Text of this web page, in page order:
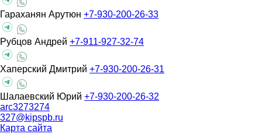
Гараханян Арутюн +7-930-200-26-33
Рубцов Андрей +7-911-927-32-74
Хаперский Дмитрий +7-930-200-26-31
Шалаевский Юрий +7-930-200-26-32
arc3273274
327@kipspb.ru
Карта сайта